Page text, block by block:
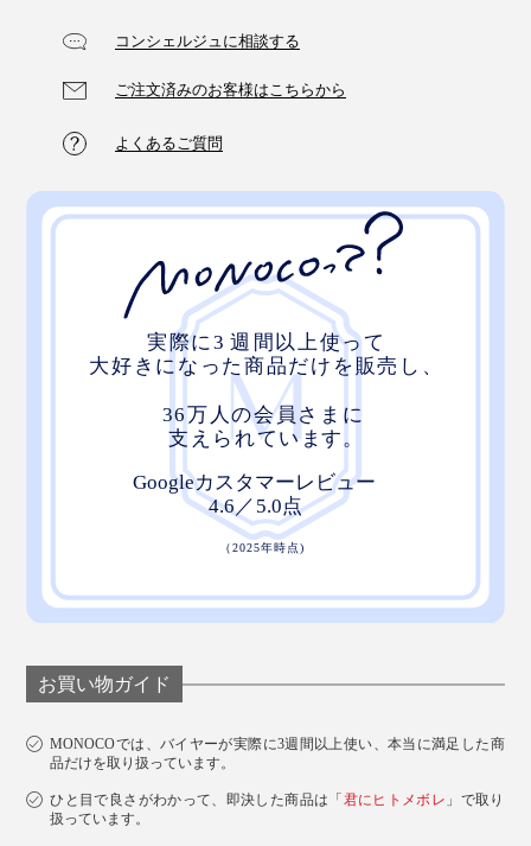
コンシェルジュに相談する
ご注文済みのお客様はこちらから
よくあるご質問
お買い物ガイド
MONOCOでは、バイヤーが実際に3週間以上使い、本当に満足した商
品だけを取り扱っています。
ひと目で良さがわかって、即決した商品は「 君にヒトメボレ 」で取り
扱っています。